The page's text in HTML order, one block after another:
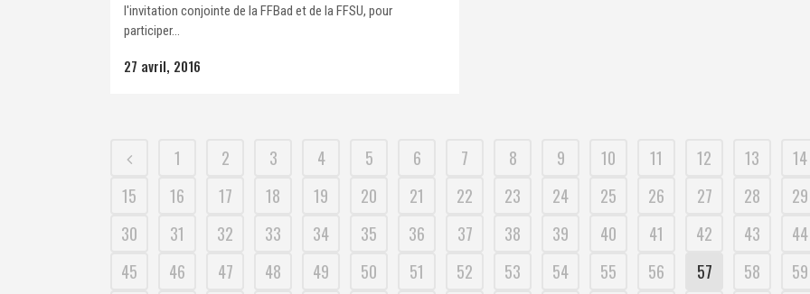
l'invitation conjointe de la FFBad et de la FFSU, pour
participer...
27 avril, 2016
1 2 3 4 5 6 7 8 9 10 11 12 13
14
15
16 17 18 19 20 21 22 23 24 25 26 27 28
29
30
31 32 33 34 35 36 37 38 39 40 41 42 43
44
45
46 47 48 49 50 51 52 53 54 55 56 57 58 59